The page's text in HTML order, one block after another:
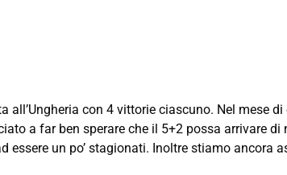
all’Ungheria con 4 vittorie ciascuno. Nel mese di
a far ben sperare che il 5+2 possa arrivare di
essere un po’ stagionati. Inoltre stiamo ancora